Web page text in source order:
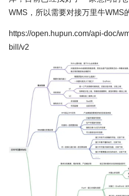
WMS，所以需要对接万里牛WMS
https://open.hupun.com/api-doc/
bill/v2